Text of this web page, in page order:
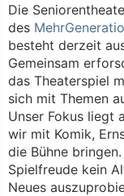
Die
des
besteht derzeit
Gemeinsam
das Theaterspiel
sich mit Themen
Unser Fokus liegt
wir mit Komik,
die Bühne
Spielfreude kein
Neues